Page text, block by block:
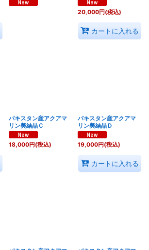
20,000円(税込)
カートに入れる
パキスタン産アクアマ
リン美結晶Ｃ
18,000円(税込)
パキスタン産アクアマ
リン美結晶Ｄ
19,000円(税込)
カートに入れる